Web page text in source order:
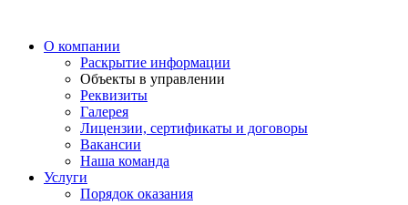
О компании
Раскрытие информации
Объекты в управлении
Реквизиты
Галерея
Лицензии, сертификаты и договоры
Вакансии
Наша команда
Услуги
Порядок оказания